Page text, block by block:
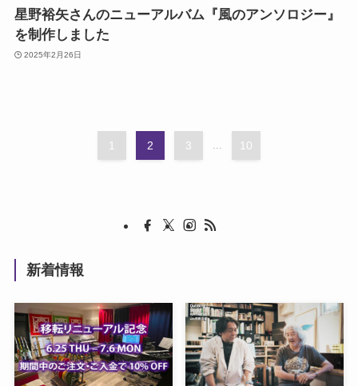
星野裕矢さんのニューアルバム『風のアンソロジー』
を制作しました
2025年2月26日
1 2 3 ... 10
新着情報